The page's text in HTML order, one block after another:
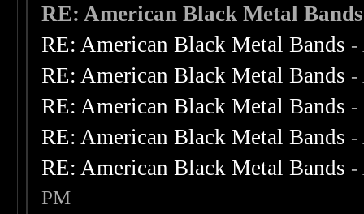
RE: American Black Metal Bands
RE: American Black Metal Bands -
RE: American Black Metal Bands -
RE: American Black Metal Bands -
RE: American Black Metal Bands -
RE: American Black Metal Bands -
PM